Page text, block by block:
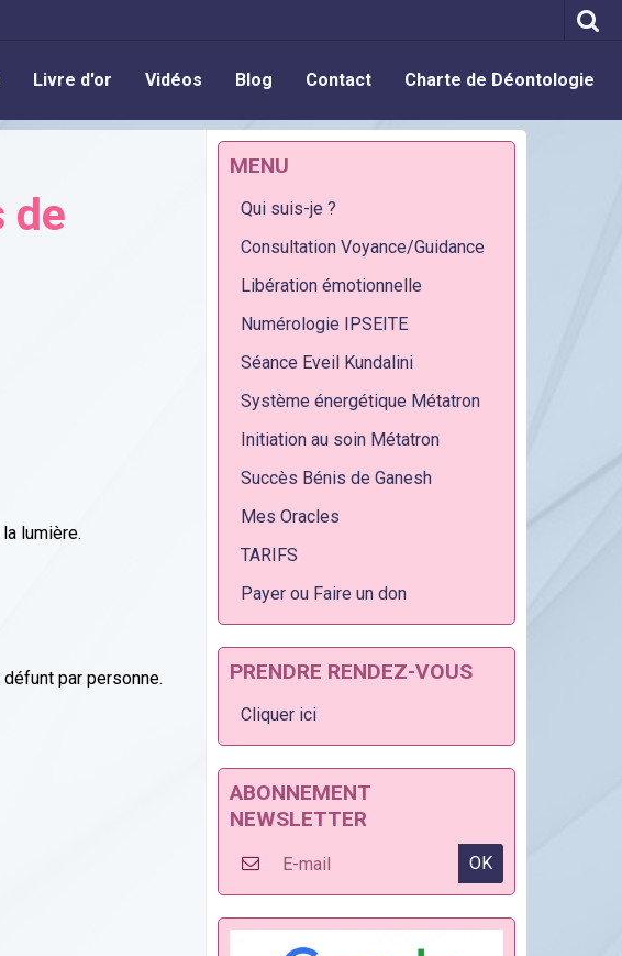
Livre d'or Vidéos Blog Contact Charte de Déontologie
de
lumière.
par personne.
MENU
Qui suis-je ?
Consultation Voyance/Guidance
Libération émotionnelle
Numérologie IPSEITE
Séance Eveil Kundalini
Système énergétique Métatron
Initiation au soin Métatron
Succès Bénis de Ganesh
Mes Oracles
TARIFS
Payer ou Faire un don
PRENDRE RENDEZ-VOUS
Cliquer ici
ABONNEMENT
NEWSLETTER
OK